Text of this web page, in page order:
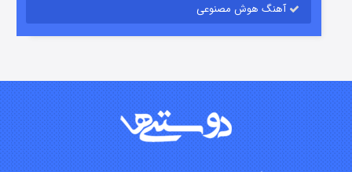
آهنگ هوش مصنوعی